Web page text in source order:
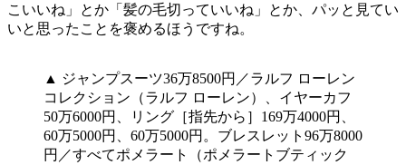
こいいね」とか「髪の毛切っていいね」とか、パッと見てい
いと思ったことを褒めるほうですね。
▲ ジャンプスーツ36万8500円／ラルフ ローレン
コレクション（ラルフ ローレン）、イヤーカフ
50万6000円、リング［指先から］169万4000円、
60万5000円、60万5000円。ブレスレット96万8000
円／すべてポメラート（ポメラートブティック